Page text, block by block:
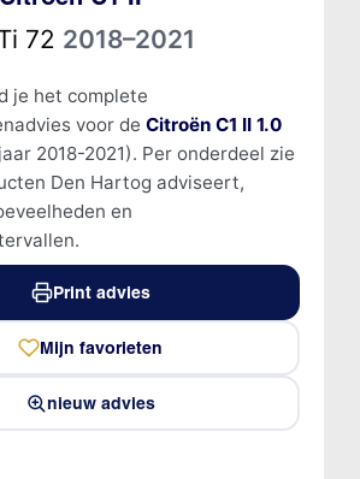
72 2018–2021
je het complete
voor de Citroën C1 II 1.0
2018-2021). Per onderdeel zie
Den Hartog adviseert,
en
Print advies
Mijn favorieten
nieuw advies